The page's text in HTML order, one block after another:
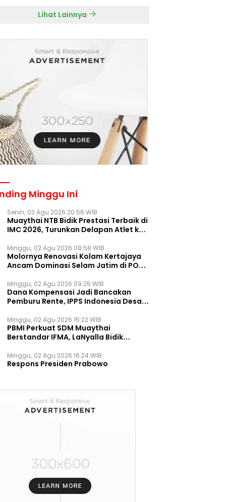
Lihat Lainnya
Minggu Ini
Senin, 03 Agu 2026 20:56 WIB
Muaythai NTB Bidik Prestasi Terbaik di
IMC 2026, Turunkan Delapan Atlet ke
Minggu, 02 Agu 2026 08:58 WIB
Molornya Renovasi Kolam Kertajaya
Ancam Dominasi Selam Jatim di PON
Minggu, 02 Agu 2026 09:25 WIB
Dana Kompensasi Jadi Bancakan
Pemburu Rente, IPPS Indonesia Desak
Permanen
Minggu, 02 Agu 2026 15:22 WIB
PBMI Perkuat SDM Muaythai
Berstandar IFMA, LaNyalla Bidik
Minggu, 02 Agu 2026 16:24 WIB
Respons Presiden Prabowo